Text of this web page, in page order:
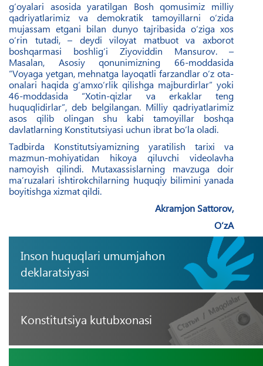
g‘oyalari asosida yaratilgan Bosh qomusimiz milliy
qadriyatlarimiz va demokratik tamoyillarni o‘zida
mujassam etgani bilan dunyo tajribasida o‘ziga xos
o‘rin tutadi, – deydi viloyat matbuot va axborot
boshqarmasi boshlig‘i Ziyoviddin Mansurov. –
Masalan, Asosiy qonunimizning 66-moddasida
“Voyaga yetgan, mehnatga layoqatli farzandlar o‘z ota-
onalari haqida g‘amxo‘rlik qilishga majburdirlar” yoki
46-moddasida “Xotin-qizlar va erkaklar teng
huquqlidirlar”, deb belgilangan. Milliy qadriyatlarimiz
asos qilib olingan shu kabi tamoyillar boshqa
davlatlarning Konstitutsiyasi uchun ibrat bo‘la oladi.
Tadbirda Konstitutsiyamizning yaratilish tarixi va
mazmun-mohiyatidan hikoya qiluvchi videolavha
namoyish qilindi. Mutaxassislarning mavzuga doir
ma’ruzalari ishtirokchilarning huquqiy bilimini yanada
boyitishga xizmat qildi.
Akramjon Sattorov,
O‘zA
Inson huquqlari umumjahon
deklaratsiyasi
Konstitutsiya kutubxonasi